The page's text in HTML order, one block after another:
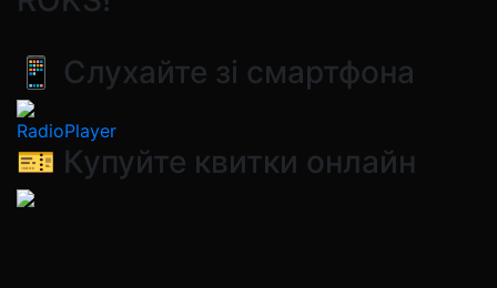
📱 Слухайте зі смартфона
RadioPlayer
🎫 Купуйте квитки онлайн